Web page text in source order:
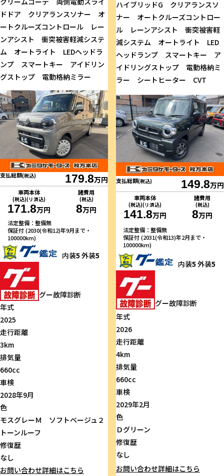
ドドア クリアランスソナー オ
ートクルーズコントロール レー
ンアシスト 衝突被害軽減システ
ム オートライト LEDヘッドラ
ンプ スマートキー アイドリン
グストップ 電動格納ミラー
支払総額(税込) 179.8万円
車両本体
(税込)(リ済込)
171.8万円
諸費用
(税込)
8万円
法定整備：整備無
保証付 (2030(令和12)年9月まで・
100000km)
内装5 外装5
グー故障診断
年式
2025
走行距離
3km
排気量
660cc
車検
2028年9月
色
モスグレーＭ ソフトベージュ２
トーンルーフ
修復歴
なし
お問い合わせ詳細はこちら
ハイブリッドG クリアランスソ
ナー オートクルーズコントロー
ル レーンアシスト 衝突被害軽
減システム オートライト LED
ヘッドランプ スマートキー ア
イドリングストップ 電動格納ミ
ラー シートヒーター CVT
支払総額(税込) 149.8万円
車両本体
(税込)(リ済込)
141.8万円
諸費用
(税込)
8万円
法定整備：整備無
保証付 (2031(令和13)年2月まで・
100000km)
内装5 外装5
グー故障診断
年式
2026
走行距離
4km
排気量
660cc
車検
2029年2月
色
Ｄグリーン
修復歴
なし
お問い合わせ詳細はこちら